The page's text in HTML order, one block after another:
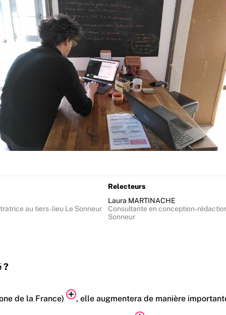
au tiers-lieu Le Sonneur
Relecteurs
Laura MARTINACHE
Consultante en conception-
Sonneur
?
de la France) , elle augmentera de manière